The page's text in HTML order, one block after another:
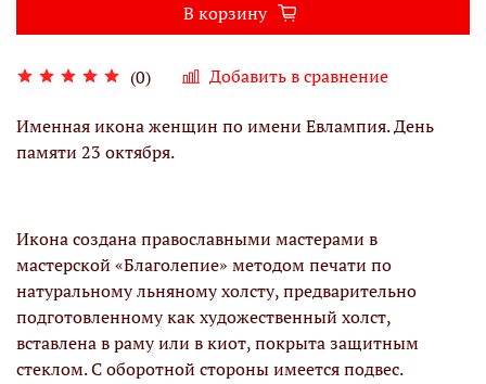
(0) Добавить в сравнение
В корзину
Именная икона женщин по имени Евлампия. День
памяти 23 октября.
Икона создана православными мастерами в
мастерской «Благолепие» методом печати по
натуральному льняному холсту, предварительно
подготовленному как художественный холст,
вставлена в раму или в киот, покрыта защитным
стеклом. С оборотной стороны имеется подвес.